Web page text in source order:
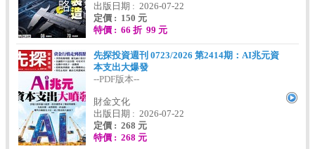
出版日期 : 2026-07-22
定價 : 150 元
特價 : 66 折 99 元
先探投資週刊 0723/2026 第2414期：AI兆元資
本支出大爆發
--PDF版本--
財金文化
出版日期 : 2026-07-22
定價 : 268 元
特價 : 268 元